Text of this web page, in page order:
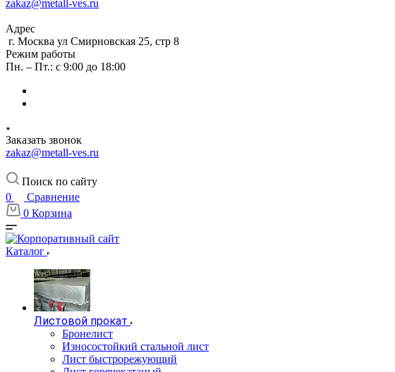
zakaz@metall-ves.ru
Адрес
г. Москва ул Смирновская 25, стр 8
Режим работы
Пн. – Пт.: с 9:00 до 18:00
Заказать звонок
zakaz@metall-ves.ru
Поиск по сайту
0
Сравнение
0 Корзина
Каталог
Листовой прокат
Бронелист
Износостойкий стальной лист
Лист быстрорежующий